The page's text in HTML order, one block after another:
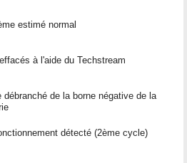
estimé normal
à l'aide du Techstream
débranché de la borne négative de la
détecté (2ème cycle)